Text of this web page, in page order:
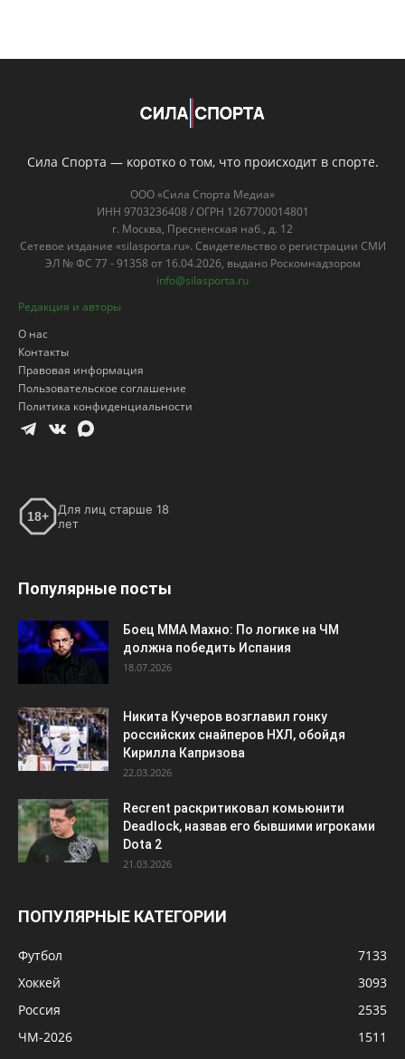
Сила Спорта — коротко о том, что происходит в спорте.
ООО «Сила Спорта Медиа»
ИНН 9703236408 / ОГРН 1267700014801
г. Москва, Пресненская наб., д. 12
Сетевое издание «silasporta.ru». Свидетельство о регистрации СМИ
ЭЛ № ФС 77 - 91358 от 16.04.2026, выдано Роскомнадзором
info@silasporta.ru
Редакция и авторы
О нас
Контакты
Правовая информация
Пользовательское соглашение
Политика конфиденциальности
18+
Для лиц старше 18
лет
Популярные посты
Боец ММА Махно: По логике на ЧМ
должна победить Испания
18.07.2026
Никита Кучеров возглавил гонку
российских снайперов НХЛ, обойдя
Кирилла Капризова
22.03.2026
Recrent раскритиковал комьюнити
Deadlock, назвав его бывшими игроками
Dota 2
21.03.2026
ПОПУЛЯРНЫЕ КАТЕГОРИИ
Футбол
7133
Хоккей
3093
Россия
2535
ЧМ-2026
1511